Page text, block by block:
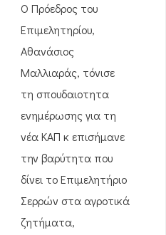
Ο Πρόεδρος του
Επιμελητηρίου,
Αθανάσιος
Μαλλιαράς, τόνισε
τη σπουδαιοτητα
ενημέρωσης για τη
νέα ΚΑΠ κ επισήμανε
την βαρύτητα που
δίνει το Επιμελητήριο
Σερρών στα αγροτικά
ζητήματα,